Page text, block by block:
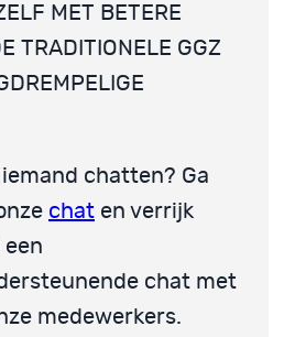
MET BETERE
TRADITIONELE GGZ
chatten? Ga
chat en verrijk
chat met
medewerkers.